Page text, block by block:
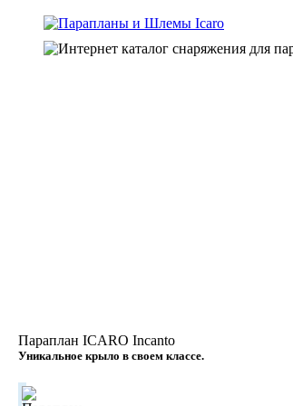
Параплан ICARO Incanto
Уникальное крыло в своем классе.